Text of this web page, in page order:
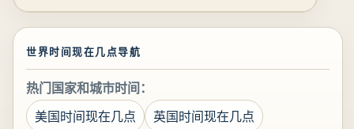
世界时间现在几点导航
热门国家和城市时间：
美国时间现在几点
英国时间现在几点